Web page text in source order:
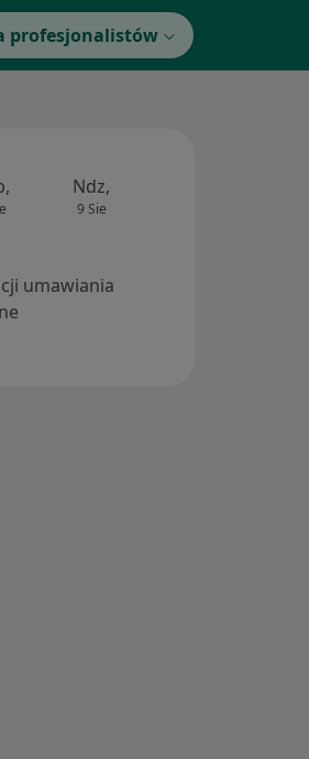
profesjonalistów
Ndz,
9 Sie
umawiania